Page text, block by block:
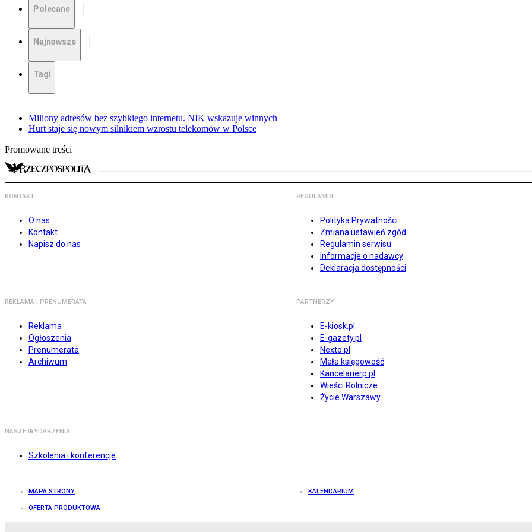
Polecane
Najnowsze
Tagi
Miliony adresów bez szybkiego internetu. NIK wskazuje winnych
Hurt staje się nowym silnikiem wzrostu telekomów w Polsce
Promowane treści
KONTAKT
O nas
Kontakt
Napisz do nas
REGULAMIN
Polityka Prywatności
Zmiana ustawień zgód
Regulamin serwisu
Informacje o nadawcy
Deklaracja dostępności
REKLAMA I PRENUMERATA
Reklama
Ogłoszenia
Prenumerata
Archiwum
PARTNERZY
E-kiosk.pl
E-gazety.pl
Nexto.pl
Mała księgowość
Kancelarierp.pl
Wieści Rolnicze
Życie Warszawy
NASZE WYDARZENIA
Szkolenia i konferencje
MAPA STRONY KALENDARIUM
OFERTA PRODUKTOWA